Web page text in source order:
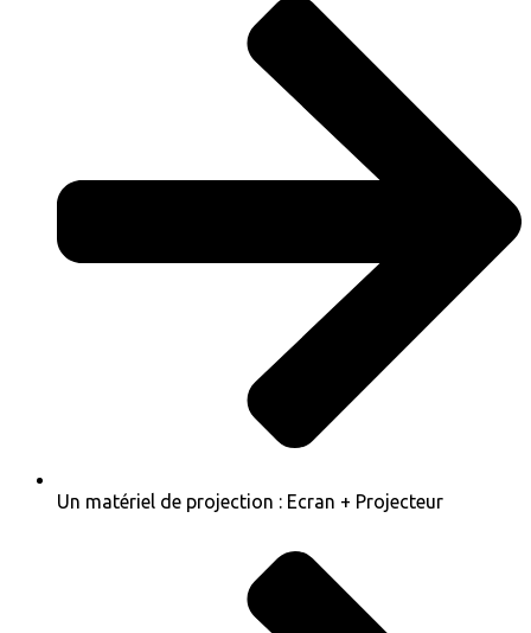
Un matériel de projection : Ecran + Projecteur